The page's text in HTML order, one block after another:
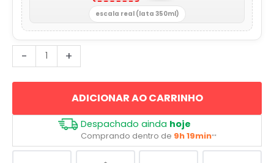
escala real (lata 350ml)
-
de
Guerra
+
ADICIONAR AO CARRINHO
Despachado ainda hoje
Comprando dentro de 9h 19min**